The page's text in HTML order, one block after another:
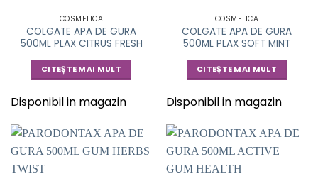
COSMETICA
COLGATE APA DE GURA
500ML PLAX CITRUS FRESH
CITEȘTE MAI MULT
Disponibil in magazin
COSMETICA
COLGATE APA DE GURA
500ML PLAX SOFT MINT
CITEȘTE MAI MULT
Disponibil in magazin